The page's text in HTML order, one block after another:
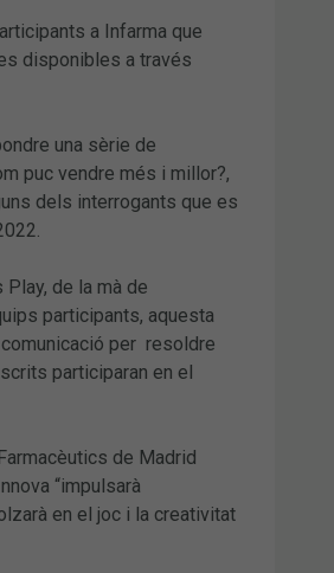
a Infarma que
disponibles a través
una sèrie de
puc vendre més i millor?,
dels interrogants que es
de la mà de
participants, aquesta
per resoldre
participaran en el
de Madrid
“impulsarà
en el joc i la creativitat